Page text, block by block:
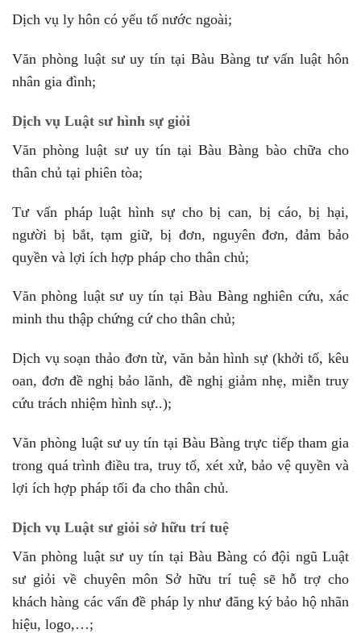
Dịch vụ ly hôn có yếu tố nước ngoài;
Văn phòng luật sư uy tín tại Bàu Bàng tư vấn luật hôn
nhân gia đình;
Dịch vụ Luật sư hình sự giỏi
Văn phòng luật sư uy tín tại Bàu Bàng bào chữa cho
thân chủ tại phiên tòa;
Tư vấn pháp luật hình sự cho bị can, bị cáo, bị hại,
người bị bắt, tạm giữ, bị đơn, nguyên đơn, đảm bảo
quyền và lợi ích hợp pháp cho thân chủ;
Văn phòng luật sư uy tín tại Bàu Bàng nghiên cứu, xác
minh thu thập chứng cứ cho thân chủ;
Dịch vụ soạn thảo đơn từ, văn bản hình sự (khởi tố, kêu
oan, đơn đề nghị bảo lãnh, đề nghị giảm nhẹ, miễn truy
cứu trách nhiệm hình sự..);
Văn phòng luật sư uy tín tại Bàu Bàng trực tiếp tham gia
trong quá trình điều tra, truy tố, xét xử, bảo vệ quyền và
lợi ích hợp pháp tối đa cho thân chủ.
Dịch vụ Luật sư giỏi sở hữu trí tuệ
Văn phòng luật sư uy tín tại Bàu Bàng có đội ngũ Luật
sư giỏi về chuyên môn Sở hữu trí tuệ sẽ hỗ trợ cho
khách hàng các vấn đề pháp ly như đăng ký bảo hộ nhãn
hiệu, logo,…;